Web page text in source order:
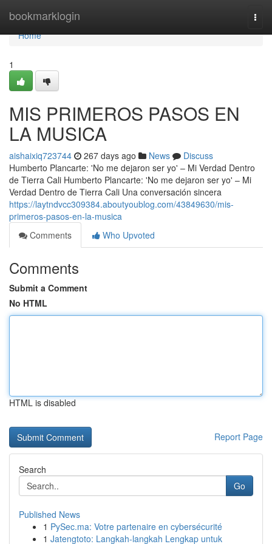
bookmarklogin
Home
Home
1
MIS PRIMEROS PASOS EN
LA MUSICA
aishaixiq723744 267 days ago News
Discuss
Humberto Plancarte: 'No me dejaron ser yo' – Mi Verdad Dentro
de Tierra Cali Humberto Plancarte: 'No me dejaron ser yo' – Mi
Verdad Dentro de Tierra Cali Una conversación sincera
https://laytndvcc309384.aboutyoublog.com/43849630/mis-
primeros-pasos-en-la-musica
Comments
Who Upvoted
Comments
Submit a Comment
No HTML
HTML is disabled
Report Page
Search
Go
Published News
1 PySec.ma: Votre partenaire en cybersécurité
1 Jatengtoto: Langkah-langkah Lengkap untuk